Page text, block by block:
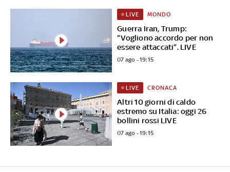
Guerra Iran, Trump:
“Vogliono accordo per non
essere attaccati”. LIVE
LIVE MONDO
07 ago - 19:15
Altri 10 giorni di caldo
estremo su Italia: oggi 26
bollini rossi LIVE
LIVE CRONACA
07 ago - 19:15